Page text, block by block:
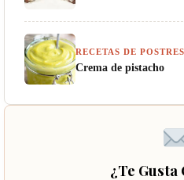
RECETAS DE POSTRES
Crema de pistacho
¿Te Gusta